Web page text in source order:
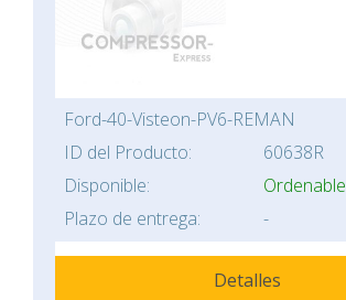
Ford-40-Visteon-PV6-REMAN
ID del Producto:
60638R
Disponible:
Ordenable
Plazo de entrega:
-
Detalles